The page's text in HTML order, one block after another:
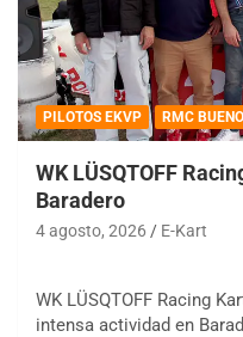
PILOTOS EKVP RMC
WK LÜSQTOFF
Baradero
4 agosto, 2026 E-Kart
WK LÜSQTOFF Racing
intensa actividad en